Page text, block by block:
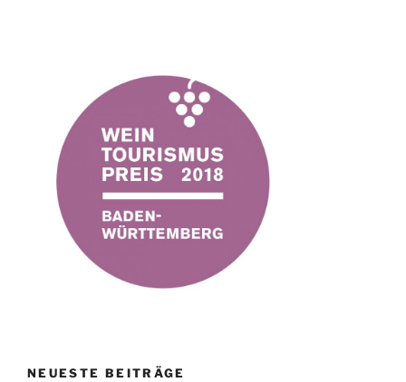
NEUESTE BEITRÄGE